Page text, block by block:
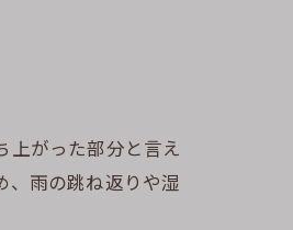
上がった部分と言え
、雨の跳ね返りや湿